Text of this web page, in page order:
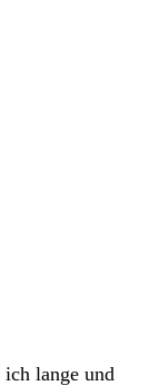
lange und